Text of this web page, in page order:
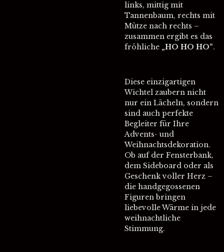
links, mittig mit
Tannenbaum, rechts mit
Mütze nach rechts –
zusammen ergibt es das
fröhliche „HO HO HO“.
Diese einzigartigen
Wichtel zaubern nicht
nur ein Lächeln, sondern
sind auch perfekte
Begleiter für Ihre
Advents- und
Weihnachtsdekoration.
Ob auf der Fensterbank,
dem Sideboard oder als
Geschenk voller Herz –
die handgegossenen
Figuren bringen
liebevolle Wärme in jede
weihnachtliche
Stimmung.